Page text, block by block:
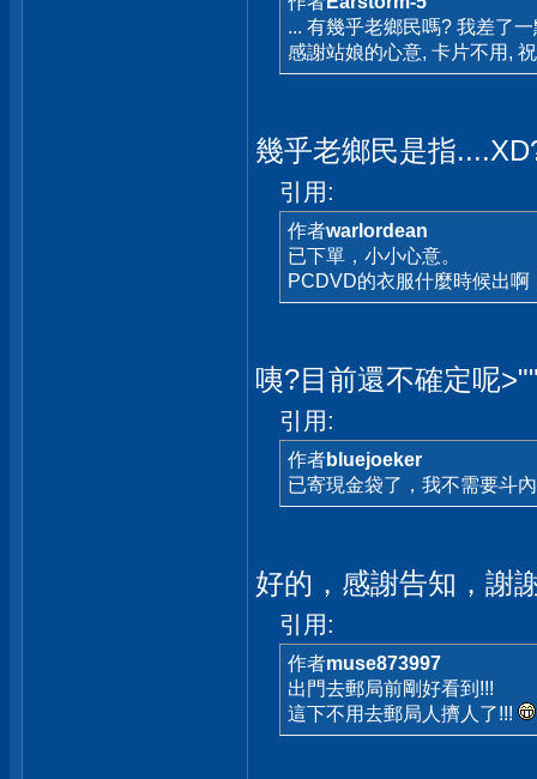
... 有幾乎老鄉民嗎? 我差了
感謝站娘的心意, 卡片不用,
幾乎老鄉民是指
引用:
作者warlordean
已下單，小小心意。
PCDVD的衣服什麼時候出啊
咦?目前還不確定呢
引用:
作者bluejoeker
已寄現金袋了，我不需要斗
好的，感謝告知，謝
引用:
作者muse873997
出門去郵局前剛好看到!!!
這下不用去郵局人擠人了!!!